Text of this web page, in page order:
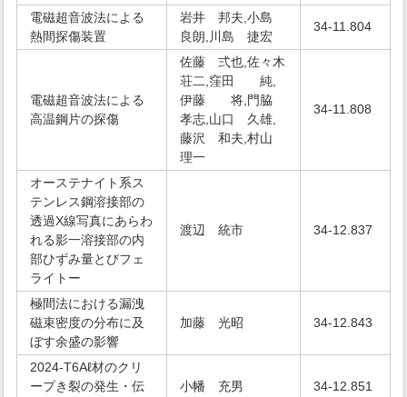
電磁超音波法による
熱間探傷装置
岩井 邦夫,小島
良朗,川島 捷宏
34-11.804
電磁超音波法による
高温鋼片の探傷
佐藤 弍也,佐々木
荘二,窪田 純,
伊藤 将,門脇
孝志,山口 久雄,
藤沢 和夫,村山
理一
34-11.808
オーステナイト系ス
テンレス鋼溶接部の
透過X線写真にあらわ
れる影一溶接部の内
部ひずみ量とびフェ
ライトー
渡辺 統市 34-12.837
極間法における漏洩
磁束密度の分布に及
ぼす余盛の影響
加藤 光昭 34-12.843
2024-T6Aℓ材のクリ
ープき裂の発生・伝
小幡 充男 34-12.851